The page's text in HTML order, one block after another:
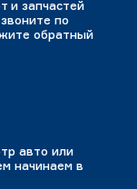
и запчастей
по
обратный
авто или
начинаем в